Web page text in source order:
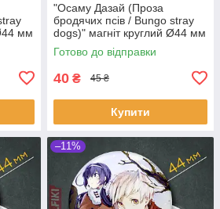
мм
"Осаму Дазай (Проза
бродячих псів / Bungo stray
dogs)" магніт круглий Ø44 мм
Готово до відправки
40 ₴ 45 ₴
Купити
–11%